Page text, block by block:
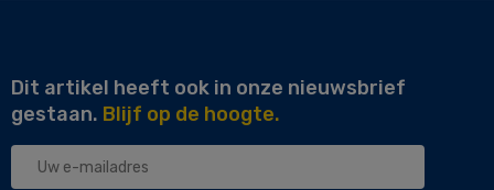
Dit artikel heeft ook in onze nieuwsbrief
gestaan. Blijf op de hoogte.
Uw